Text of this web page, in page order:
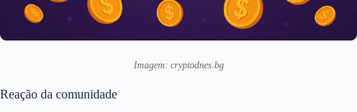
Imagem: cryptodnes.bg
Reação da comunidade